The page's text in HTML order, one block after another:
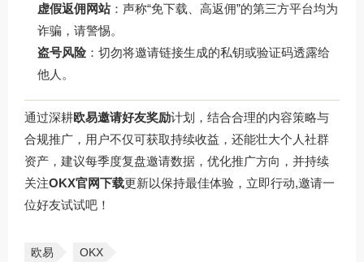
虚假返佣网站：声称“免下载、高返佣”的第三方平台均为
诈骗，请警惕。
盗号风险：切勿将邀请链接生成的私钥或验证码透露给
他人。
通过深耕欧易邀请好友奖励计划，结合合理的内容策略与
合规推广，用户不仅可获取持续收益，还能壮大个人社群
资产，建议每季度复盘邀请数据，优化推广方向，并持续
关注OKX官网下载更新以保持最佳体验，立即行动,邀请一
位好友试试吧！
欧易 OKX